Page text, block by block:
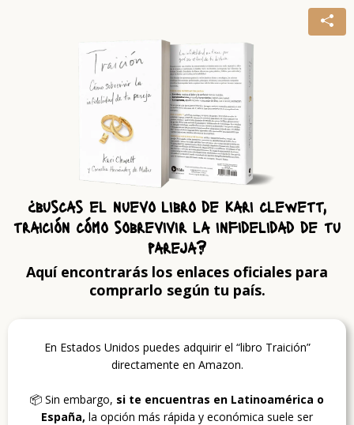
¿buscas el nuevo libro de kari clewett,
traición cómo sobrevivir la infidelidad de tu
pareja?
Aquí encontrarás los enlaces oficiales para
comprarlo según tu país.
En Estados Unidos puedes adquirir el “libro Traición”
directamente en Amazon.
📦 Sin embargo, si te encuentras en Latinoamérica o
España, la opción más rápida y económica suele ser